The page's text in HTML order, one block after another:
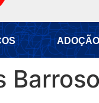
ADOÇÃO
Barroso